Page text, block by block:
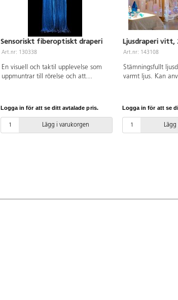
Sensoriskt fiberoptiskt draperi
Art.nr: 130338
En visuell och taktil upplevelse som
uppmuntrar till rörelse och att
med 71 cm i diameter fästs i taket.
Med 150 trådar fiberoptik som är 1,7
Logga in för att se ditt avtalade pris.
Lägg i varukorgen
Ljusdraperi vitt,
Art.nr: 143108
Stämningsfullt
varmt ljus. Kan
Logga in för att se